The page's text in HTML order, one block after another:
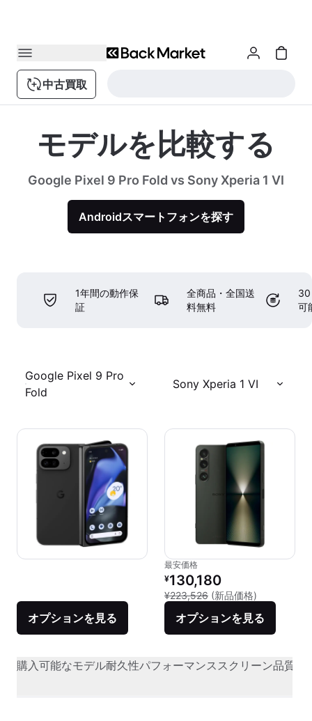
中古買取
モデルを比較する
Google Pixel 9 Pro Fold vs Sony Xperia 1 VI
Androidスマートフォンを探す
1年間の動作保
証
全商品・全国送
料無料
30
可
Google Pixel 9 Pro
Fold
Sony Xperia 1 VI
オプションを見る
最安価格
リファービッシュ品の価格：
¥130,180
¥223,526 (新品価格)
オプションを見る
購入可能なモデル耐久性パフォーマンススクリーン品質